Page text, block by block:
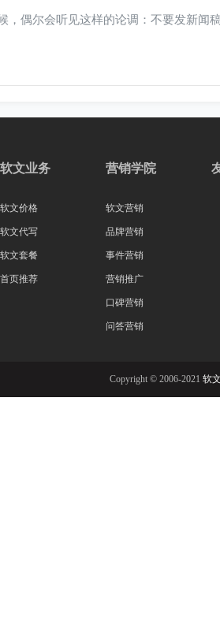
，偶尔会听见这样的论调：不要发新闻
软文业务
软文价格
软文代写
软文套餐
首页推荐
营销学院
软文营销
品牌营销
事件营销
营销推广
口碑营销
问答营销
Copyright © 2006-2021 软